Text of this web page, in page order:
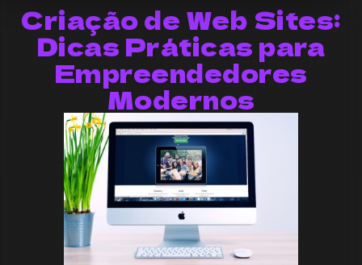
Criação de Web Sites:
Dicas Práticas para
Empreendedores
Modernos